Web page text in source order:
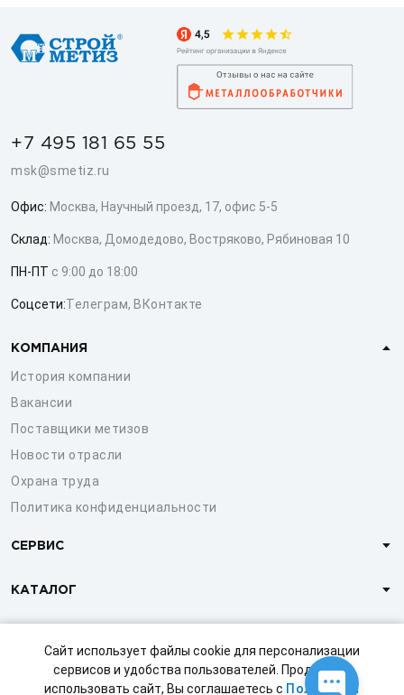
Сайт использует файлы cookie для персонализации
сервисов и удобства пользователей. Продолжая
использовать сайт, Вы соглашаетесь с Политикой
+7 495 181 65 55
msk@smetiz.ru
Офис: Москва, Научный проезд, 17, офис 5-5
Склад: Москва, Домодедово, Востряково, Рябиновая 10
ПН-ПТ с 9:00 до 18:00
Соцсети:Телеграм, ВКонтакте
КОМПАНИЯ
История компании
Вакансии
Поставщики метизов
Новости отрасли
Охрана труда
Политика конфиденциальности
СЕРВИС
КАТАЛОГ